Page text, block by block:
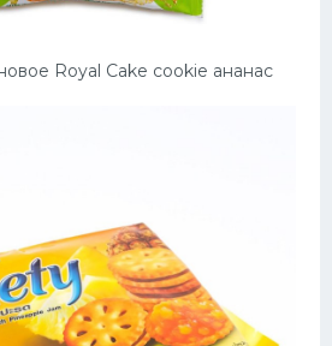
Royal Cake cookie ананас